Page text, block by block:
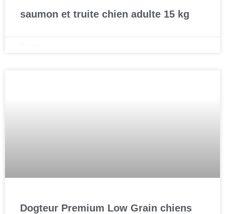
saumon et truite chien adulte 15 kg
Dogteur Premium Low Grain chiens